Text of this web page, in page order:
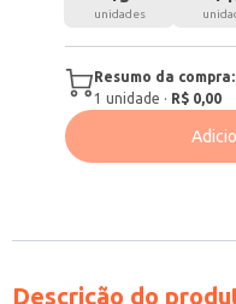
unidades
Resumo da compra:
1 unidade · R$ 0,00
Descrição do